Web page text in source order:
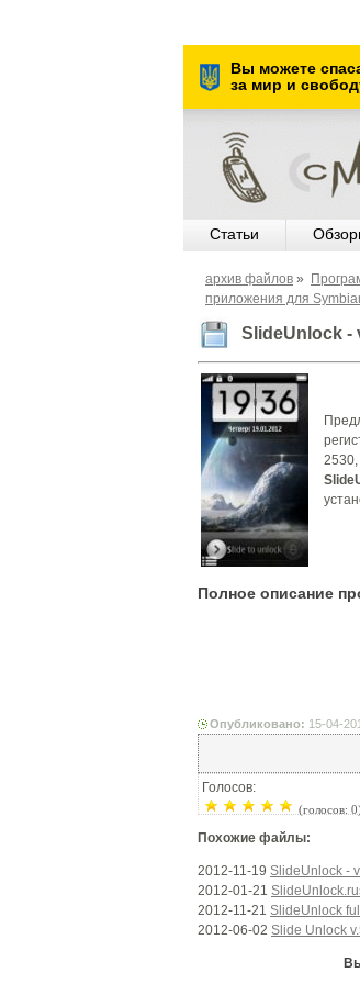
Вы можете
за мир и
Статьи
архив файлов »
приложения для
SlideUnlock -
2530,
Полное описание
Опубликовано: 15-04-
Голосов:
(голосов:
Похожие файлы:
2012-11-19 SlideUnlock -
2012-01-21
2012-11-21 SlideUnlock
2012-06-02 Slide Unlock